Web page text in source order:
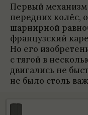
Пер­вый меха­низм
перед­них колёс,
шар­нир­ной
фран­цуз­ский
Но его
с тягой в
двига­лись не
не было столь